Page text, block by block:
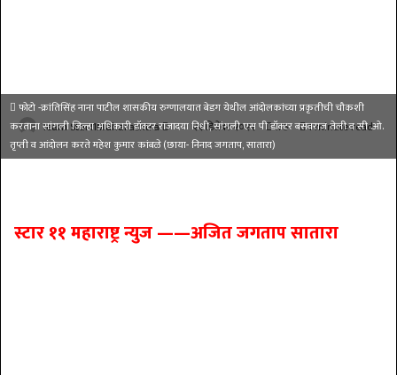
Team Star11Maharashtra Send
an
२२ डिसेंबर २०२२ 175 1 minute read
फोटो -क्रांतिसिंह नाना पाटील शासकीय रुग्णालयात बेडग येथील आंदोलकांच्या प्रकृतीची चौकशी
करताना सांगली जिल्हा अधिकारी डॉक्टर राजादया निधी, सांगली एस पी डॉक्टर बसवराज तेली व सी .ओ.
तृप्ती व आंदोलन करते महेश कुमार कांबळे (छाया- निनाद जगताप, सातारा)
स्टार ११ महाराष्ट्र न्युज ——अजित जगताप सातारा